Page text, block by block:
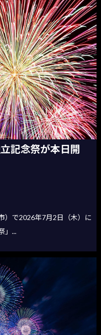
記念祭が本日開
）で2026年7月2日（木）に
」...